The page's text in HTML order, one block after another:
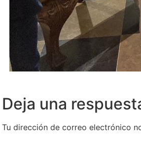
Deja una
Tu dirección de correo electrónico